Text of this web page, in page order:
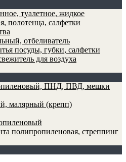
туалетное, жидкое
полотенца, салфетки
отбеливатель
посуды, губки, салфетки
для воздуха
ПНД, ПВД, мешки
малярный (крепп)
полипропиленовая, стреппинг